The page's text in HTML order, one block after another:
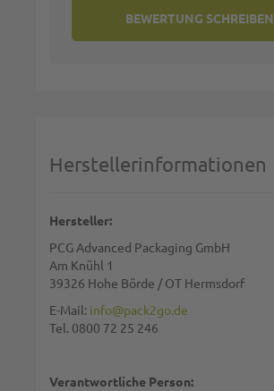
BEWERTUNG SCHREIBEN
Herstellerinformationen
Hersteller:
PCG Advanced Packaging GmbH
Am Knühl 1
39326 Hohe Börde / OT Hermsdorf
E-Mail: info@pack2go.de
Tel. 0800 72 25 246
Verantwortliche Person: